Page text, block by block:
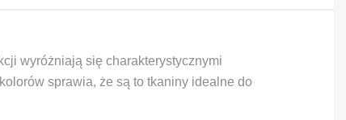
wyróżniają się charakterystycznymi
sprawia, że są to tkaniny idealne do